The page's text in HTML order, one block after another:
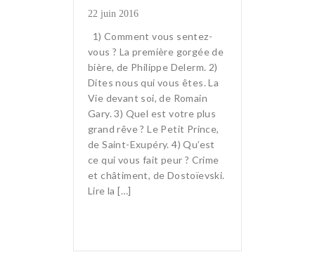
22 juin 2016
1) Comment vous sentez-
vous ? La première gorgée de
bière, de Philippe Delerm. 2)
Dites nous qui vous êtes. La
Vie devant soi, de Romain
Gary. 3) Quel est votre plus
grand rêve ? Le Petit Prince,
de Saint-Exupéry. 4) Qu’est
ce qui vous fait peur ? Crime
et châtiment, de Dostoïevski.
Lire la […]